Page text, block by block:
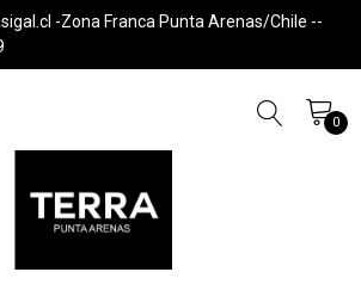
-Zona Franca Punta Arenas/Chile --
0